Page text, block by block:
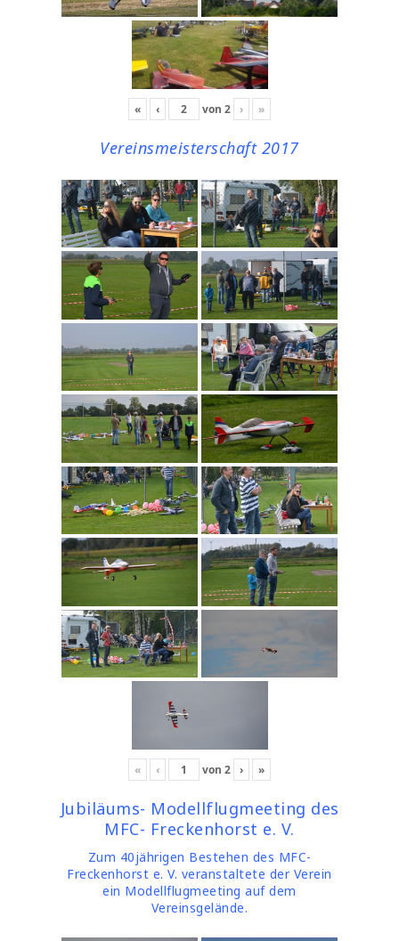
« ‹ von 2 › »
Vereinsmeisterschaft 2017
« ‹ von 2 › »
Jubiläums- Modellflugmeeting des
MFC- Freckenhorst e. V.
Zum 40jährigen Bestehen des MFC-
Freckenhorst e. V. veranstaltete der Verein
ein Modellflugmeeting auf dem
Vereinsgelände.